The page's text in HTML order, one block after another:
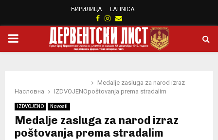
ЋИРИЛИЦА LATINICA
Facebook
Instagram
Email
PRIMARY
Насловна IZDVOJENO
Medalje zasluga za narod izraz
poštovanja prema stradalim
IZDVOJENO Novosti
Medalje zasluga za narod izraz
poštovanja prema stradalim